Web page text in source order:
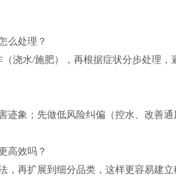
么处理？
浇水/施肥），再根据症状分步处理，
象；先做低风险纠偏（控水、改善通
高效吗？
，再扩展到细分品类，这样更容易建立